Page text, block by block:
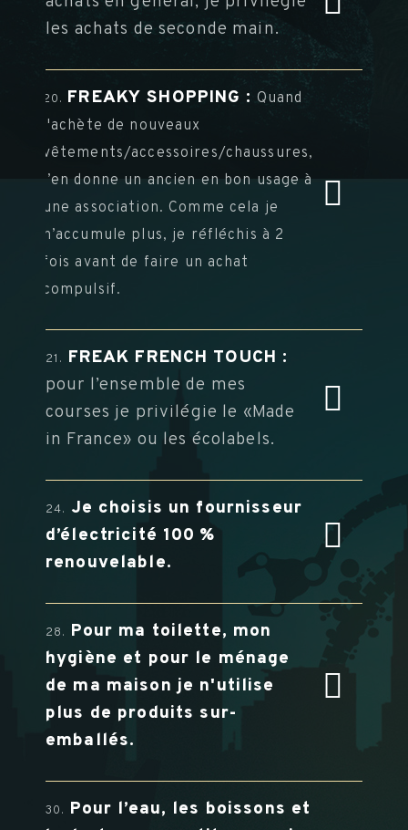
les achats de seconde main.
20. FREAKY SHOPPING : Quand
j'achète de nouveaux
vêtements/accessoires/chaussures,
j’en donne un ancien en bon usage à
une association. Comme cela je
n’accumule plus, je réfléchis à 2
fois avant de faire un achat
compulsif.
21. FREAK FRENCH TOUCH :
pour l’ensemble de mes
courses je privilégie le «Made
in France» ou les écolabels.
24. Je choisis un fournisseur
d’électricité 100 %
renouvelable.
28. Pour ma toilette, mon
hygiène et pour le ménage
de ma maison je n'utilise
plus de produits sur-
emballés.
30. Pour l’eau, les boissons et